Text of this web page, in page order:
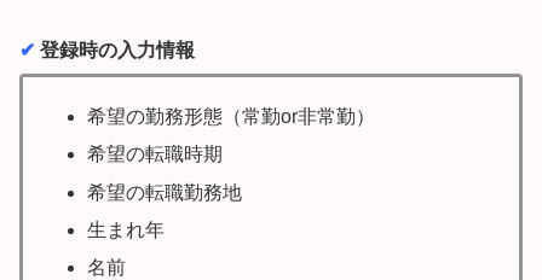
✔︎ 登録時の入力情報
希望の勤務形態（常勤or非常勤）
希望の転職時期
希望の転職勤務地
生まれ年
名前